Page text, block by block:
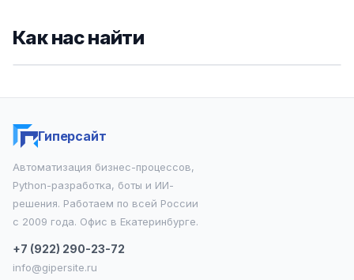
Как нас найти
Гиперсайт
Автоматизация бизнес-процессов,
Python-разработка, боты и ИИ-
решения. Работаем по всей России
с 2009 года. Офис в Екатеринбурге.
+7 (922) 290-23-72
info@gipersite.ru